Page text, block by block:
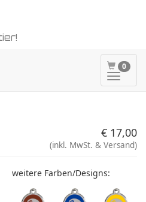
0
ein-/
€ 17,00
(inkl. MwSt. & Versand)
weitere Farben/Designs: